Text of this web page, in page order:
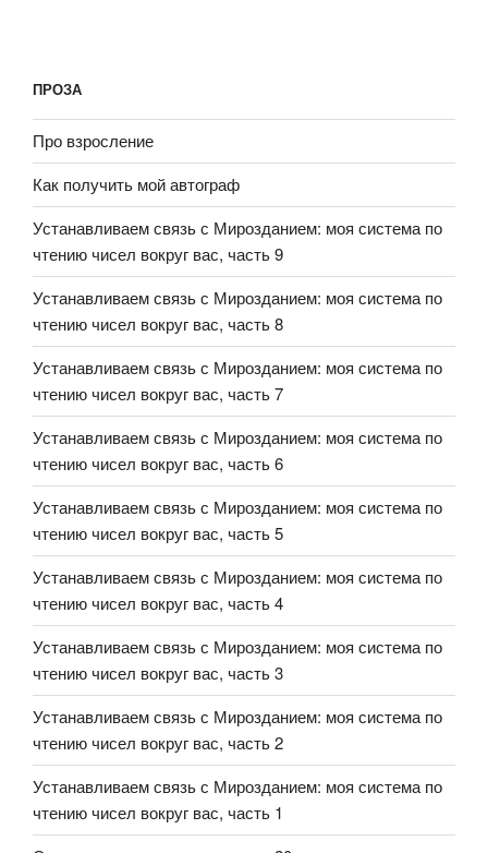
ПРОЗА
Про взросление
Как получить мой автограф
Устанавливаем связь с Мирозданием: моя система по
чтению чисел вокруг вас, часть 9
Устанавливаем связь с Мирозданием: моя система по
чтению чисел вокруг вас, часть 8
Устанавливаем связь с Мирозданием: моя система по
чтению чисел вокруг вас, часть 7
Устанавливаем связь с Мирозданием: моя система по
чтению чисел вокруг вас, часть 6
Устанавливаем связь с Мирозданием: моя система по
чтению чисел вокруг вас, часть 5
Устанавливаем связь с Мирозданием: моя система по
чтению чисел вокруг вас, часть 4
Устанавливаем связь с Мирозданием: моя система по
чтению чисел вокруг вас, часть 3
Устанавливаем связь с Мирозданием: моя система по
чтению чисел вокруг вас, часть 2
Устанавливаем связь с Мирозданием: моя система по
чтению чисел вокруг вас, часть 1